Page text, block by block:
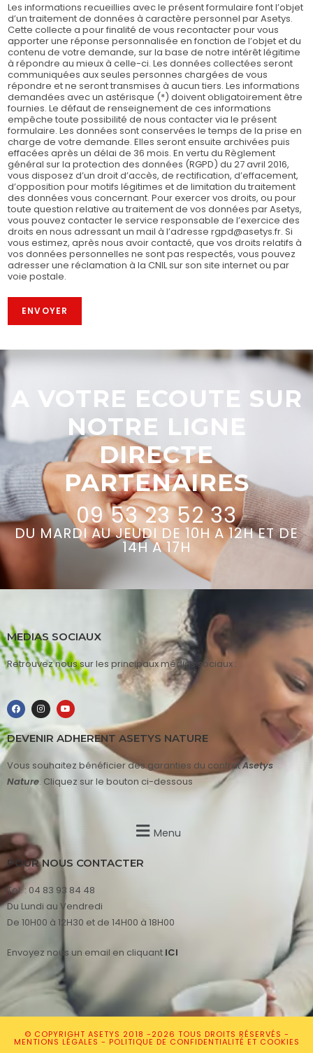
Les informations recueillies avec le présent formulaire font l’objet
d’un traitement de données à caractère personnel par Asetys.
Cette collecte a pour finalité de vous recontacter pour vous
apporter une réponse personnalisée en fonction de l’objet et du
contenu de votre demande, sur la base de notre intérêt légitime
à répondre au mieux à celle-ci. Les données collectées seront
communiquées aux seules personnes chargées de vous
répondre et ne seront transmises à aucun tiers. Les informations
demandées avec un astérisque (*) doivent obligatoirement être
fournies. Le défaut de renseignement de ces informations
empêche toute possibilité de nous contacter via le présent
formulaire. Les données sont conservées le temps de la prise en
charge de votre demande. Elles seront ensuite archivées puis
effacées après un délai de 36 mois. En vertu du Règlement
général sur la protection des données (RGPD) du 27 avril 2016,
vous disposez d’un droit d’accès, de rectification, d’effacement,
d’opposition pour motifs légitimes et de limitation du traitement
des données vous concernant. Pour exercer vos droits, ou pour
toute question relative au traitement de vos données par Asetys,
vous pouvez contacter le service responsable de l’exercice des
droits en nous adressant un mail à l’adresse rgpd@asetys.fr. Si
vous estimez, après nous avoir contacté, que vos droits relatifs à
vos données personnelles ne sont pas respectés, vous pouvez
adresser une réclamation à la CNIL sur son site internet ou par
voie postale.
ENVOYER
A VOTRE ECOUTE SUR
NOTRE LIGNE
DIRECTE
PARTENAIRES
09 53 23 52 33
DU MARDI AU JEUDI DE 10H A 12H ET DE
14H A 17H
MEDIAS SOCIAUX
Retrouvez nous sur les principaux médias sociaux :
DEVENIR ADHERENT ASETYS NATURE
Vous souhaitez bénéficier des garanties du contratAsetys
Nature. Cliquez sur le bouton ci-dessous
Menu
POUR NOUS CONTACTER
Tel. : 04 83 93 84 48
Du Lundi au Vendredi
De 10H00 à 12H30 et de 14H00 à 18H00
Envoyez nous un email en cliquant ICI
© COPYRIGHT ASETYS 2018 -2026 TOUS DROITS RÉSERVÉS -
MENTIONS LÉGALES - POLITIQUE DE CONFIDENTIALITÉ ET COOKIES